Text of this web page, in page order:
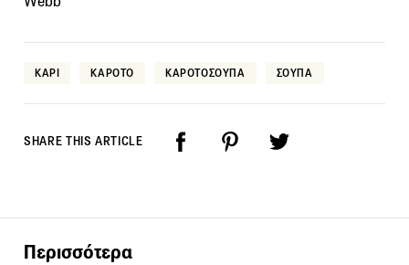
ΚΑΡΙ ΚΑΡΟΤΟ ΚΑΡΟΤΟΣΟΥΠΑ ΣΟΥΠΑ
SHARE THIS ARTICLE
Περισσότερα